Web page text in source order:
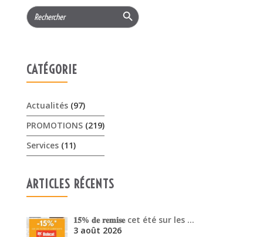
Search
for:
Search Button
CATÉGORIE
Actualités(97)
PROMOTIONS(219)
Services(11)
ARTICLES RÉCENTS
𝟏𝟓% 𝐝𝐞 𝐫𝐞𝐦𝐢𝐬𝐞 cet été sur les …
3 août 2026